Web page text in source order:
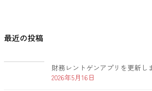
最近の投稿
財務レントゲンアプリを更新し
2026年5月16日